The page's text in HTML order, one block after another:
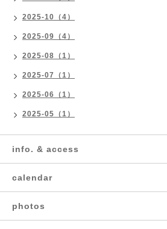
2025-10（4）
2025-09（4）
2025-08（1）
2025-07（1）
2025-06（1）
2025-05（1）
info. & access
calendar
photos